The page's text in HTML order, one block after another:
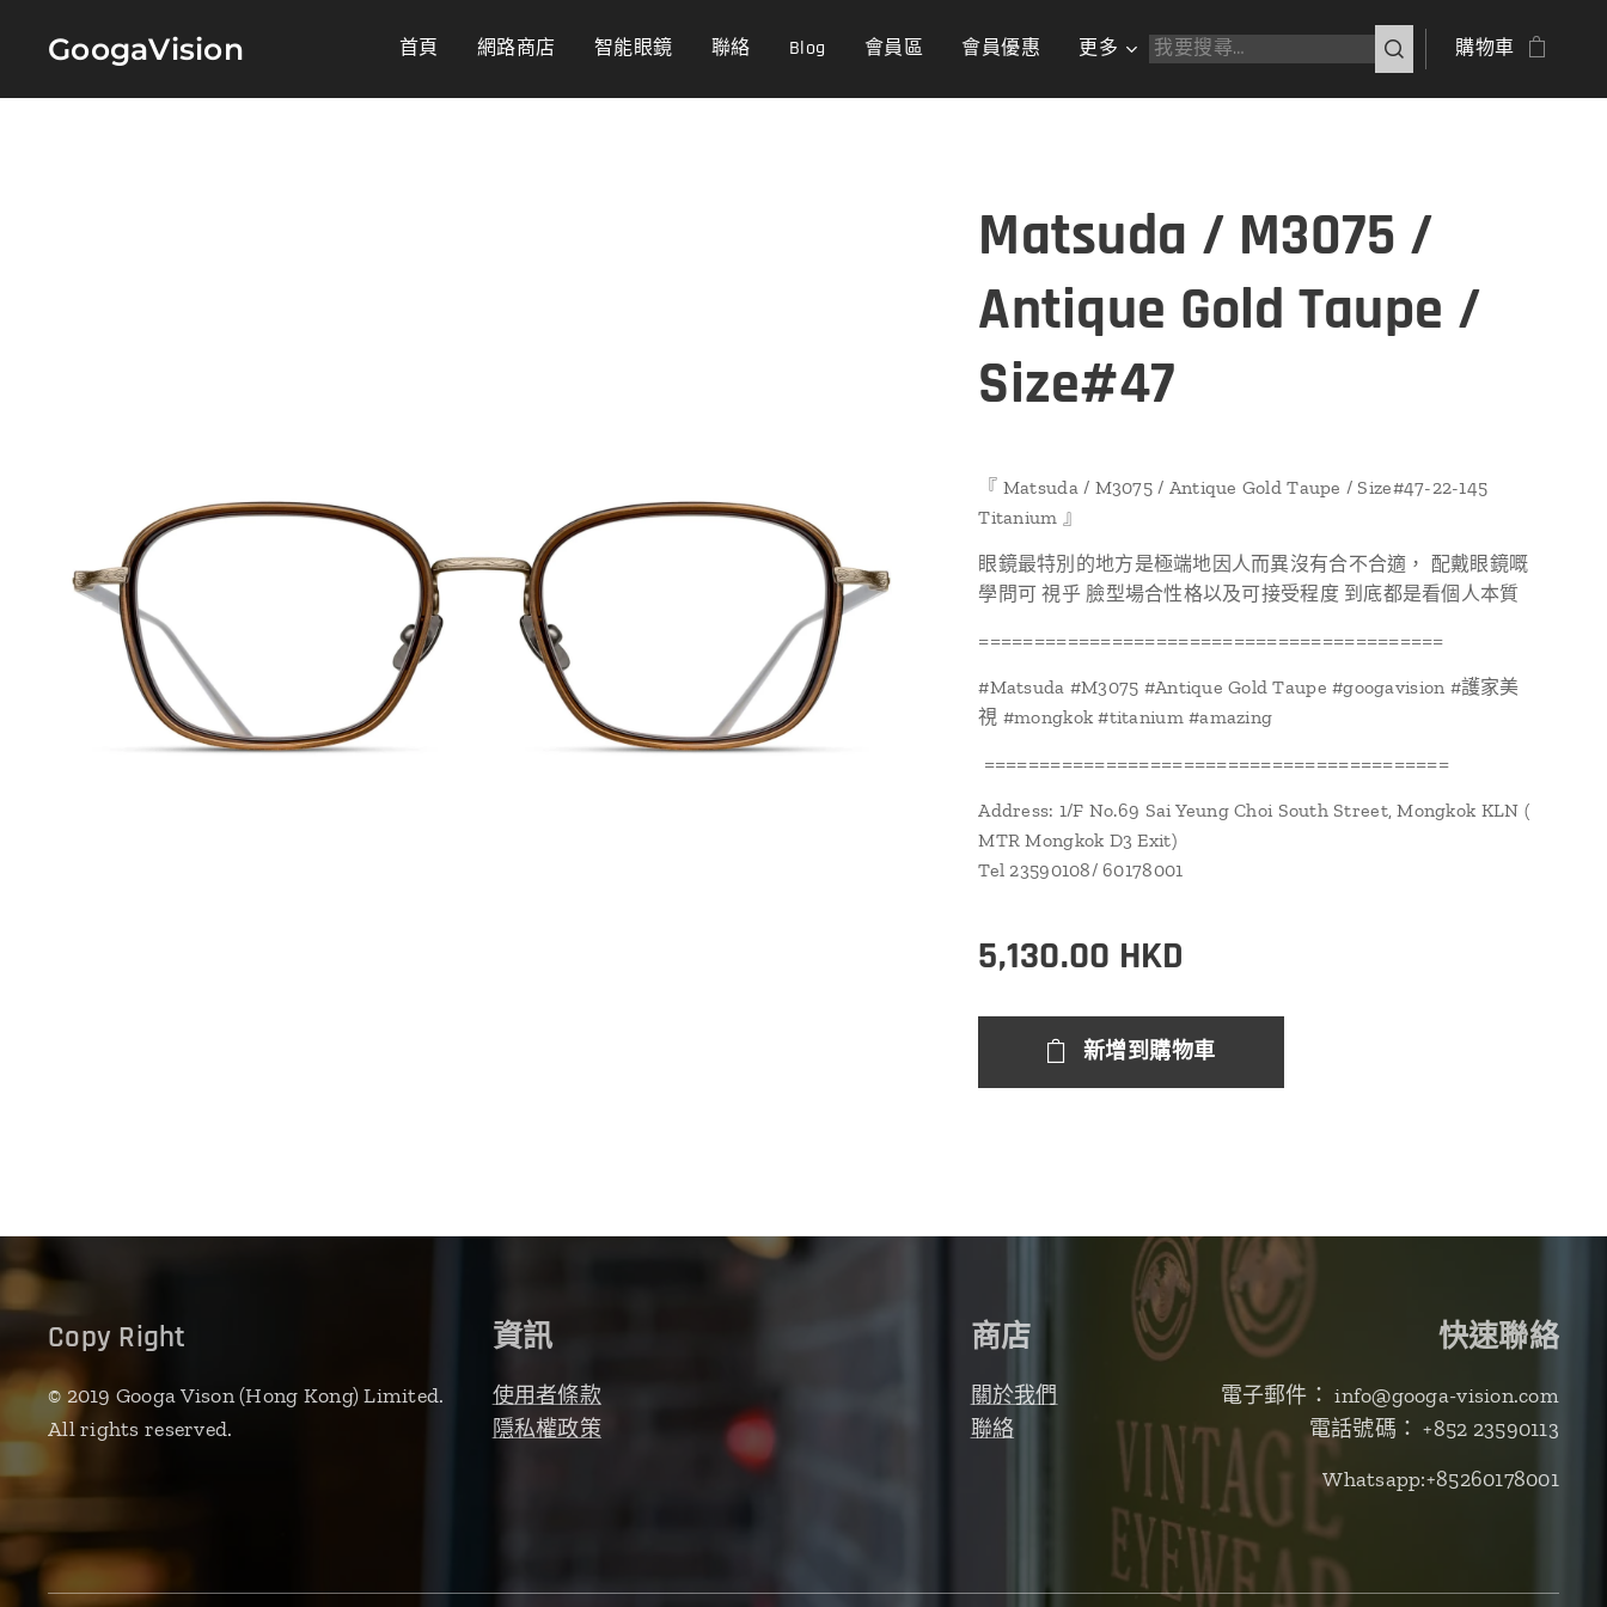
GoogaVision 首頁 網路商店 智能眼鏡 聯絡 Blog 會員區 會員優惠 更多 購物車
Matsuda / M3075 /
Antique Gold Taupe /
Size#47
『 Matsuda / M3075 / Antique Gold Taupe / Size#47-22-145
Titanium 』
眼鏡最特別的地方是極端地因人而異沒有合不合適， 配戴眼鏡嘅
學問可 視乎 臉型場合性格以及可接受程度 到底都是看個人本質
==========================================
#Matsuda #M3075 #Antique Gold Taupe #googavision #護家美
視 #mongkok #titanium #amazing
==========================================
Address: 1/F No.69 Sai Yeung Choi South Street, Mongkok KLN (
MTR Mongkok D3 Exit)
Tel 23590108/ 60178001
5,130.00 HKD
新增到購物車
Copy Right
© 2019 Googa Vison (Hong Kong) Limited.
All rights reserved.
資訊
使用者條款
隱私權政策
商店
關於我們
聯絡
快速聯絡
電子郵件： info@googa-vision.com
電話號碼： +852 23590113
Whatsapp:+85260178001